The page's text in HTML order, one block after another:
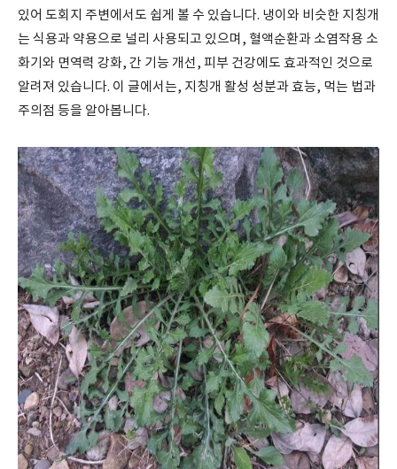
있어 도회지 주변에서도 쉽게 볼 수 있습니다. 냉이와 비슷한 지칭개
는 식용과 약용으로 널리 사용되고 있으며, 혈액순환과 소염작용 소
화기와 면역력 강화, 간 기능 개선, 피부 건강에도 효과적인 것으로
알려져 있습니다. 이 글에서는, 지칭개 활성 성분과 효능, 먹는 법과
주의점 등을 알아봅니다.